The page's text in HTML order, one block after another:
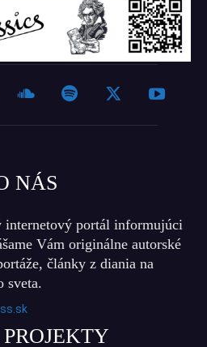
NÁS
internetový portál informujúci
Vám originálne autorské
články z diania na
sveta.